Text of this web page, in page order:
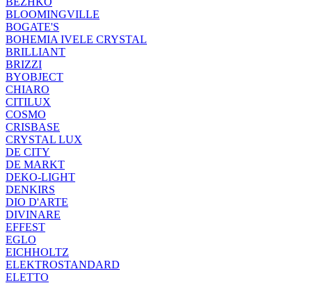
BLOOMINGVILLE
BOGATE'S
BOHEMIA IVELE CRYSTAL
BRILLIANT
BRIZZI
BYOBJECT
CHIARO
CITILUX
COSMO
CRISBASE
CRYSTAL LUX
DE CITY
DE MARKT
DEKO-LIGHT
DENKIRS
DIO D'ARTE
DIVINARE
EFFEST
EGLO
EICHHOLTZ
ELEKTROSTANDARD
ELETTO